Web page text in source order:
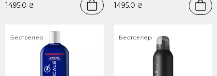
1495.0 ₴ 1495.0 ₴
Бестселер Бестселер